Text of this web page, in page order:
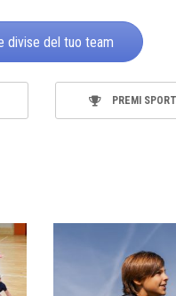
divise del tuo team
PREMI